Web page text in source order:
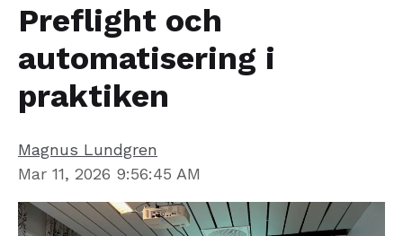
Preflight och
automatisering i
praktiken
Magnus Lundgren
Mar 11, 2026 9:56:45 AM